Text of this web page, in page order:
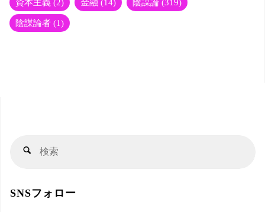
資本主義 (2) 金融 (14) 陰謀論 (319)
陰謀論者 (1)
検
SNSフォロー